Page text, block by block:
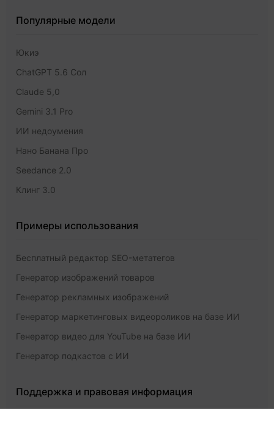
Популярные модели
Юкиэ
ChatGPT 5.6 Сол
Claude 5,0
Gemini 3.1 Pro
ИИ недоумения
Нано Банана Про
Seedance 2.0
Клинг 3.0
Примеры использования
Бесплатный редактор SEO-метатегов
Генератор изображений товаров
Генератор рекламных изображений
Генератор маркетинговых видеороликов на базе ИИ
Генератор видео для YouTube на базе ИИ
Генератор подкастов с ИИ
Поддержка и правовая информация